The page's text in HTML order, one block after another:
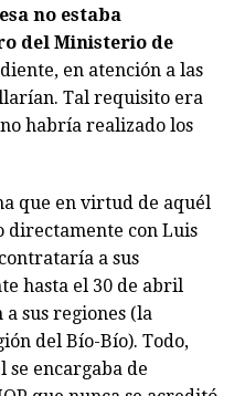
no estaba
del Ministerio de
en atención a las
Tal requisito era
habría realizado los
que en virtud de aquél
directamente con Luis
a sus
hasta el 30 de abril
sus regiones (la
del Bío-Bío). Todo,
se encargaba de